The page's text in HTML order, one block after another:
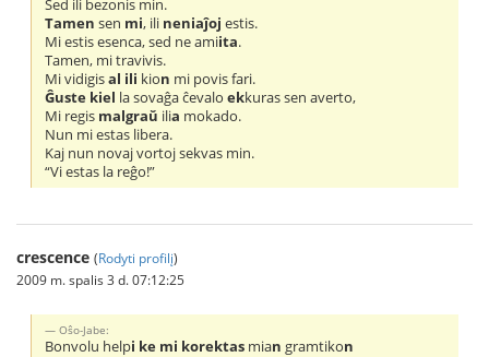
Sed ili bezonis min.
Tamen sen mi, ili neniaĵoj estis.
Mi estis esenca, sed ne amiita.
Tamen, mi travivis.
Mi vidigisal ili kion mi povis fari.
Ĝuste kiel la sovaĝa ĉevaloekkuras sen averto,
Mi regis malgraŭ ilia mokado.
Nun mi estas libera.
Kaj nun novaj vortoj sekvas min.
“Vi estas la reĝo!”
crescence (Rodyti profilį)
2009 m. spalis 3 d. 07:12:25
Oŝo-Jabe:
Bonvolu helpi ke mi korektas mian gramtikon